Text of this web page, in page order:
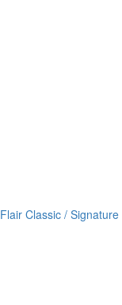
Flair Classic / Signature